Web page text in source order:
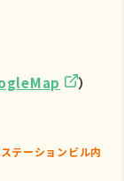
）
テーションビル内